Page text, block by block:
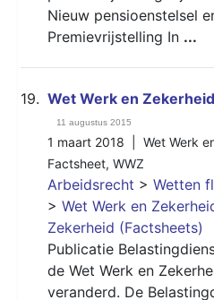
Nieuw pensioenstelsel
Premievrijstelling In ...
19. Wet Werk en
11 augustus 2015
1 maart 2018 | Wet Werk
Factsheet, WWZ
Arbeidsrecht > Wetten
> Wet Werk en
Zekerheid (Factsheets)
Publicatie
de Wet Werk en
veranderd. De